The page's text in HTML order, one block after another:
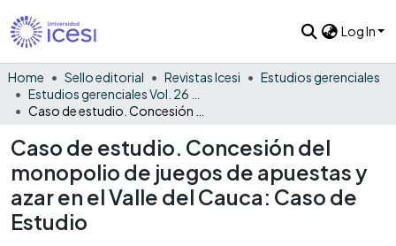
Log In
Home Sello editorial Revistas Icesi
Estudios gerenciales
Caso de estudio. Concesión del
monopolio de juegos de apuestas y
azar en el Valle del Cauca: Caso de
Estudio